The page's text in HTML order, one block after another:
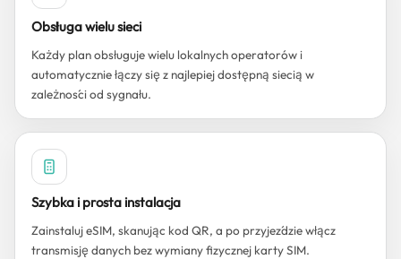
Obsługa wielu sieci
Każdy plan obsługuje wielu lokalnych operatorów i
automatycznie łączy się z najlepiej dostępną siecią w
zależności od sygnału.
Szybka i prosta instalacja
Zainstaluj eSIM, skanując kod QR, a po przyjeździe włącz
transmisję danych bez wymiany fizycznej karty SIM.